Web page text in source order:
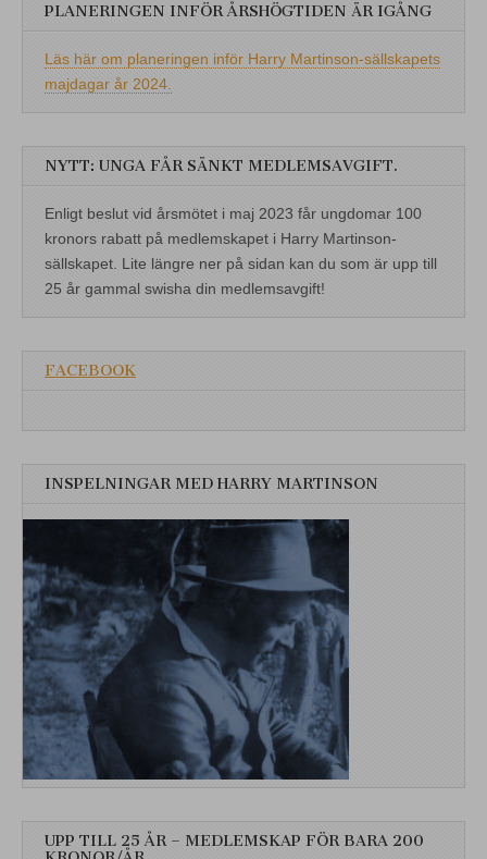
PLANERINGEN INFÖR ÅRSHÖGTIDEN ÄR IGÅNG
Läs här om planeringen inför Harry Martinson-sällskapets
majdagar år 2024.
NYTT: UNGA FÅR SÄNKT MEDLEMSAVGIFT.
Enligt beslut vid årsmötet i maj 2023 får ungdomar 100
kronors rabatt på medlemskapet i Harry Martinson-
sällskapet. Lite längre ner på sidan kan du som är upp till
25 år gammal swisha din medlemsavgift!
FACEBOOK
INSPELNINGAR MED HARRY MARTINSON
UPP TILL 25 ÅR – MEDLEMSKAP FÖR BARA 200